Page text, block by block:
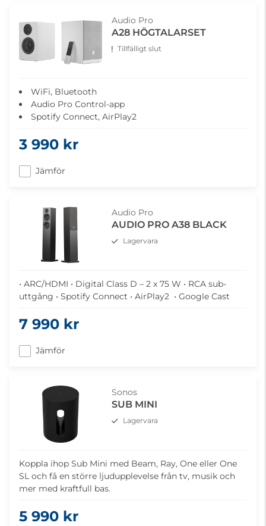
Audio Pro
A28 HÖGTALARSET
Tillfälligt slut
WiFi, Bluetooth
Audio Pro Control-app
Spotify Connect, AirPlay2
3 990 kr
Jämför
Audio Pro
AUDIO PRO A38 BLACK
Lagervara
• ARC/HDMI • Digital Class D – 2 x 75 W • RCA sub-
uttgång • Spotify Connect • AirPlay2 • Google Cast
7 990 kr
Jämför
Sonos
SUB MINI
Lagervara
Koppla ihop Sub Mini med Beam, Ray, One eller One
SL och få en större ljudupplevelse från tv, musik och
mer med kraftfull bas.
5 990 kr